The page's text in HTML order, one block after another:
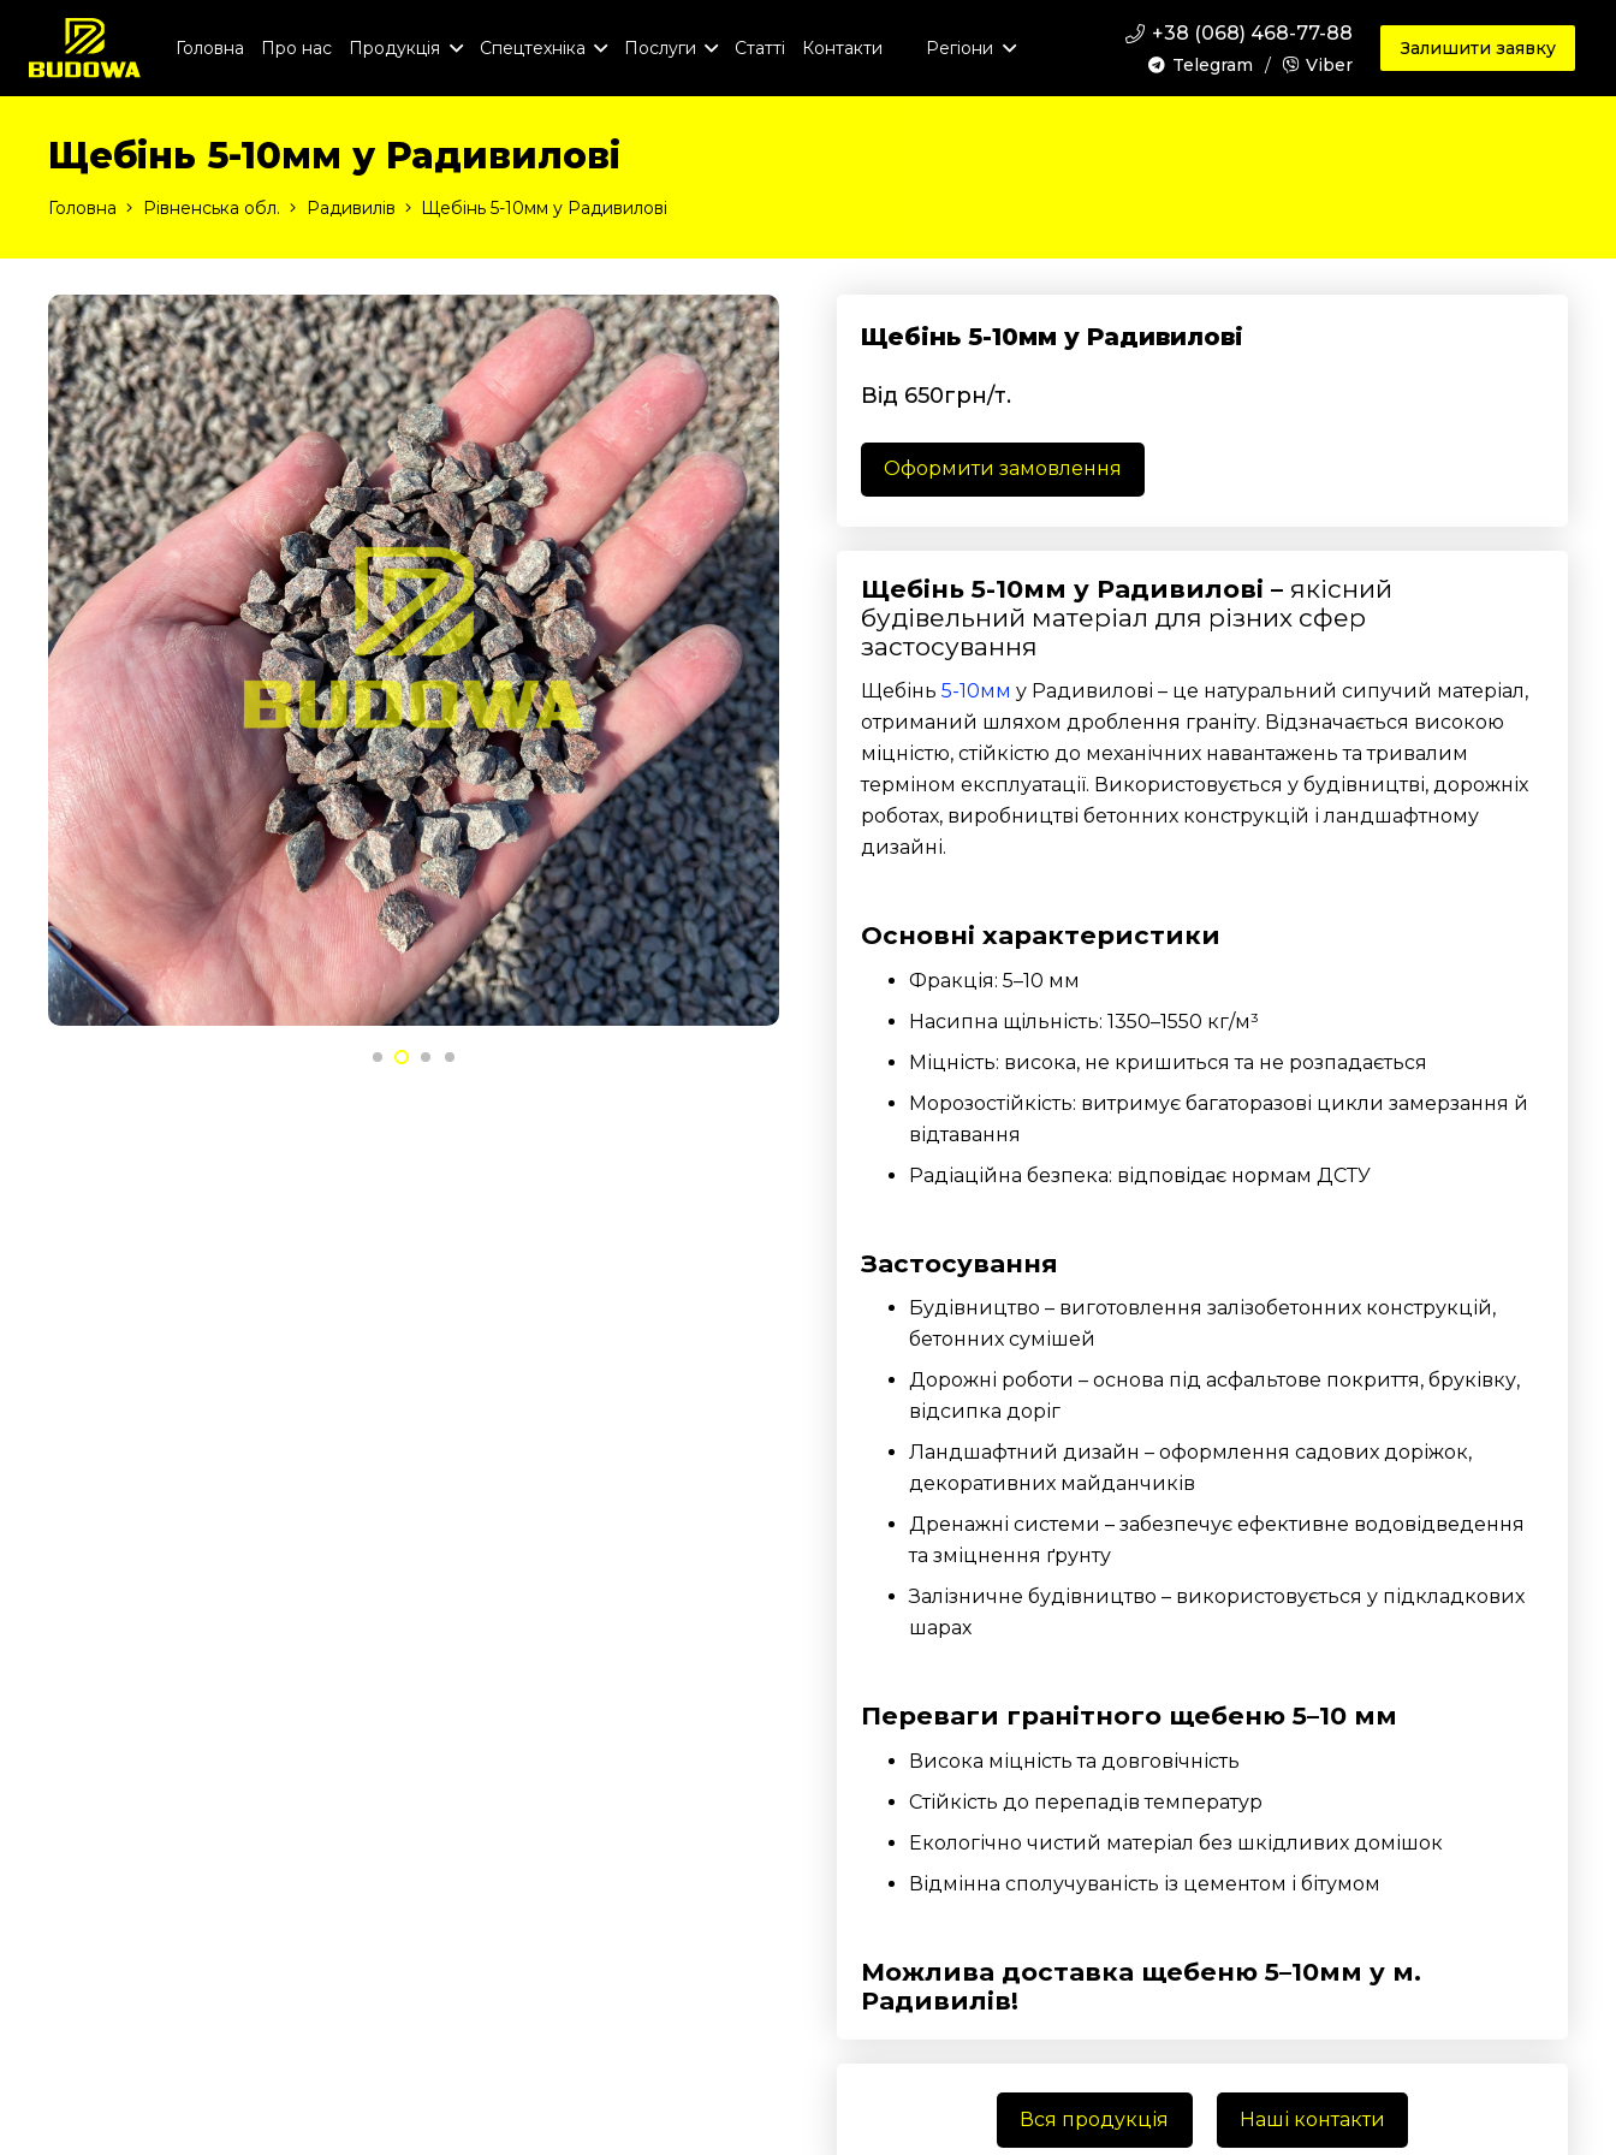
Головна Про нас Продукція Спецтехніка Послуги Статті Контакти Регіони
+38 (068) 468-77-88
Telegram / Viber
Залишити заявку
Щебінь 5-10мм у Радивилові
Головна Рівненська обл. Радивилів Щебінь 5-10мм у Радивилові
Щебінь 5-10мм у Радивилові
Від 650грн/т.
Оформити замовлення
Щебінь 5-10мм у Радивилові – якісний
будівельний матеріал для різних сфер
застосування
Щебінь 5-10мм у Радивилові – це натуральний сипучий матеріал,
отриманий шляхом дроблення граніту. Відзначається високою
міцністю, стійкістю до механічних навантажень та тривалим
терміном експлуатації. Використовується у будівництві, дорожніх
роботах, виробництві бетонних конструкцій і ландшафтному
дизайні.
Основні характеристики
Фракція: 5–10 мм
Насипна щільність: 1350–1550 кг/м³
Міцність: висока, не кришиться та не розпадається
Морозостійкість: витримує багаторазові цикли замерзання й
відтавання
Радіаційна безпека: відповідає нормам ДСТУ
Застосування
Будівництво – виготовлення залізобетонних конструкцій,
бетонних сумішей
Дорожні роботи – основа під асфальтове покриття, бруківку,
відсипка доріг
Ландшафтний дизайн – оформлення садових доріжок,
декоративних майданчиків
Дренажні системи – забезпечує ефективне водовідведення
та зміцнення ґрунту
Залізничне будівництво – використовується у підкладкових
шарах
Переваги гранітного щебеню 5–10 мм
Висока міцність та довговічність
Стійкість до перепадів температур
Екологічно чистий матеріал без шкідливих домішок
Відмінна сполучуваність із цементом і бітумом
Можлива доставка щебеню 5–10мм у м.
Радивилів!
Вся продукція Наші контакти